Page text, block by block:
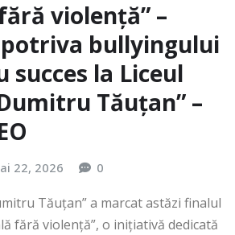
violență” –
bullyingului
succes la Liceul
Tăuțan” –
22, 2026 0
Tăuțan” a marcat astăzi finalul
fără violență”, o inițiativă dedicată